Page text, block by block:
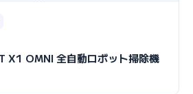
X1 OMNI 全自動ロボット掃除機